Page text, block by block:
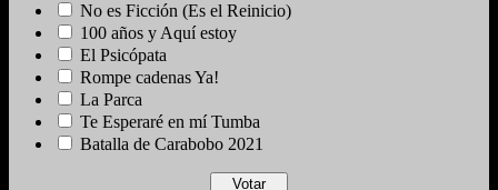
No es Ficción (Es el Reinicio)
100 años y Aquí estoy
El Psicópata
Rompe cadenas Ya!
La Parca
Te Esperaré en mí Tumba
Batalla de Carabobo 2021